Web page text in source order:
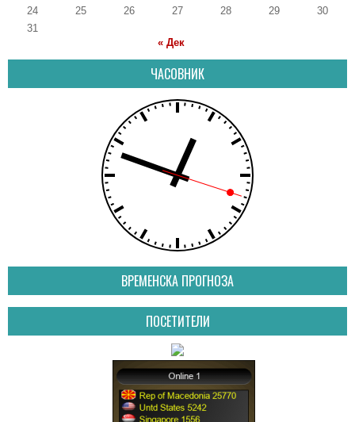
24
25 26 27 28 29
30
31
« Дек
ЧАСОВНИК
ВРЕМЕНСКА ПРОГНОЗА
ПОСЕТИТЕЛИ